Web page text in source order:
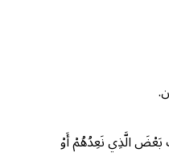
بَعْضَ الَّذِي نَعِدُهُمْ أَوْ